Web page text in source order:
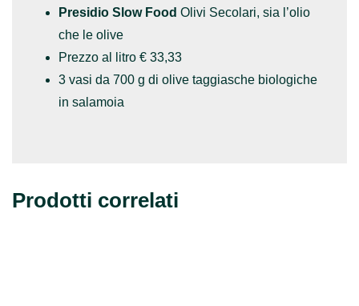
Presidio Slow Food Olivi Secolari, sia l’olio
che le olive
Prezzo al litro € 33,33
3 vasi da 700 g di olive taggiasche biologiche
in salamoia
Prodotti correlati